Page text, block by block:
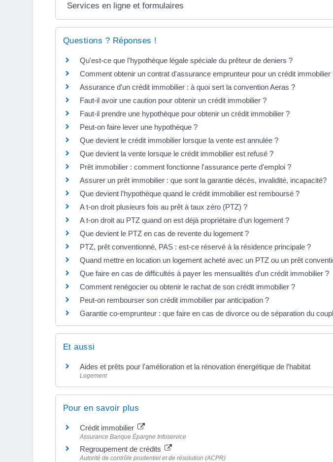
Services en ligne et formulaires
Questions ? Réponses !
Qu'est-ce que l'hypothèque légale spéciale du prêteur de deniers ?
Comment obtenir un contrat d'assurance emprunteur pour un crédit immobilier
Assurance d'un crédit immobilier : à quoi sert la convention Aeras ?
Faut-il avoir une caution pour obtenir un crédit immobilier ?
Faut-il prendre une hypothèque pour obtenir un crédit immobilier ?
Peut-on faire lever une hypothèque ?
Que devient le crédit immobilier lorsque la vente est annulée ?
Que devient la vente lorsque le crédit immobilier est refusé ?
Prêt immobilier : comment fonctionne l'assurance perte d'emploi ?
Assurer un prêt immobilier : que sont la garantie décès, invalidité, incapacité?
Que devient l'hypothèque quand le crédit immobilier est remboursé ?
A t-on droit plusieurs fois au prêt à taux zéro (PTZ) ?
A t-on droit au PTZ quand on est déjà propriétaire d'un logement ?
Que devient le PTZ en cas de revente du logement ?
PTZ, prêt conventionné, PAS : est-ce réservé à la résidence principale ?
Quand mettre en location un logement acheté avec un PTZ ou un prêt
Que faire en cas de difficultés à payer les mensualités d'un crédit immobilier ?
Comment renégocier ou obtenir le rachat de son crédit immobilier ?
Peut-on rembourser son crédit immobilier par anticipation ?
Garantie co-emprunteur : que faire en cas de divorce ou de séparation du
Et aussi
Aides et prêts pour l'amélioration et la rénovation énergétique de l'habitat
Logement
Pour en savoir plus
Crédit immobilier
Assurance Banque Épargne Infoservice
Regroupement de crédits
Autorité de contrôle prudentiel et de résolution (ACPR)